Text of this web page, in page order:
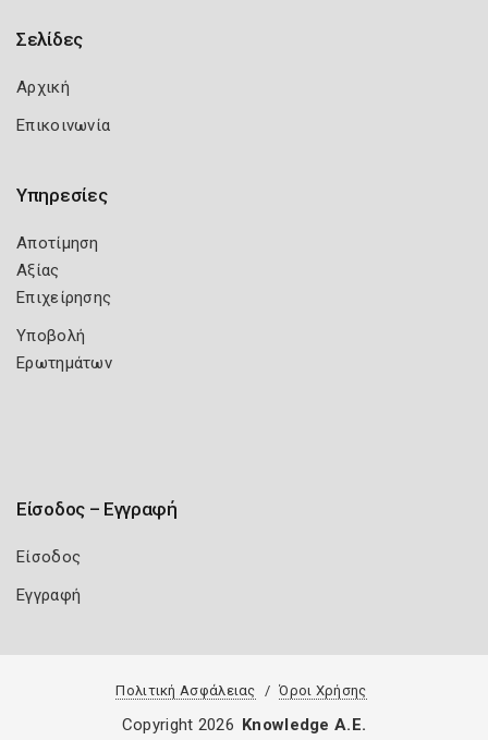
Σελίδες
Αρχική
Επικοινωνία
Υπηρεσίες
Αποτίμηση
Αξίας
Επιχείρησης
Υποβολή
Ερωτημάτων
Είσοδος – Εγγραφή
Είσοδος
Εγγραφή
Πολιτική Ασφάλειας Όροι Χρήσης
Copyright 2026 Knowledge A.E.